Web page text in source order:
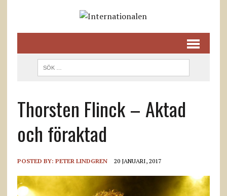
Thorsten Flinck – Aktad
och föraktad
POSTED BY: PETER LINDGREN 20 JANUARI, 2017